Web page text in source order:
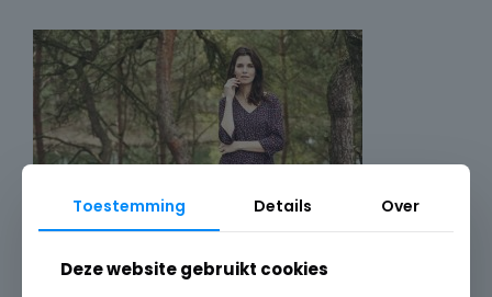
Toestemming Details Over
Deze website gebruikt cookies